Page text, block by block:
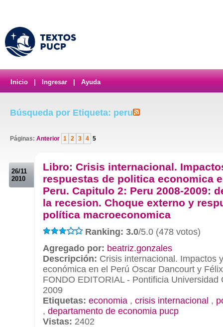
Inicio Ingresar Ayuda
Búsqueda por Etiqueta: peru
Páginas: Anterior 1 2 3 4 5
26/11
2010
Libro: Crisis internacional.
respuestas de politica economica
Peru. Capitulo 2: Peru 2008-2009:
la recesion. Choque externo y
política macroeconomica
Ranking: 3.0/5.0 (478 votos)
Agregado por: beatriz.gonzales
Descripción: Crisis internacional. Impactos
económica en el Perú Oscar Dancourt y
FONDO EDITORIAL - Pontificia Universidad
2009
Etiquetas: economia , crisis internacional ,
, departamento de economia pucp
Vistas: 2402